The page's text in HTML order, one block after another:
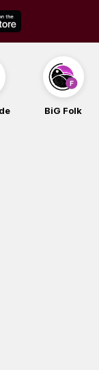
BiG Folk